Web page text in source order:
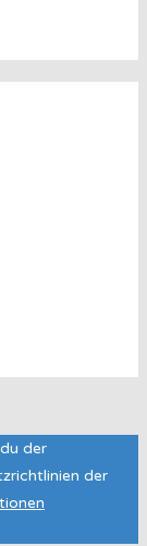
der
der